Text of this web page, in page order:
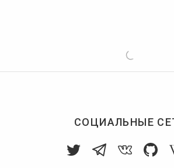
СОЦИАЛЬНЫЕ